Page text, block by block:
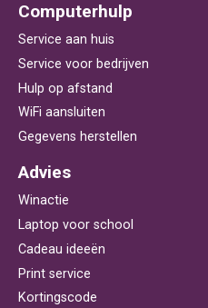
Computerhulp
Service aan huis
Service voor bedrijven
Hulp op afstand
WiFi aansluiten
Gegevens herstellen
Advies
Winactie
Laptop voor school
Cadeau ideeën
Print service
Kortingscode